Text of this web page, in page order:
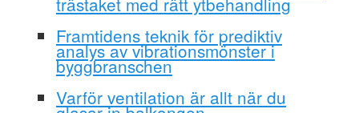
Framtidens teknik för prediktiv
analys av vibrationsmönster i
byggbranschen
Varför ventilation är allt när du